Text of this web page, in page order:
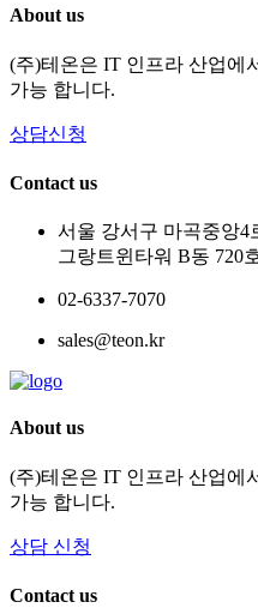
About us
(주)테온은 IT 인프라 산업에
가능 합니다.
상담신청
Contact us
서울 강서구 마곡중앙4
그랑트윈타워 B동 720
02-6337-7070
sales@teon.kr
About us
(주)테온은 IT 인프라 산업에
가능 합니다.
상담 신청
Contact us